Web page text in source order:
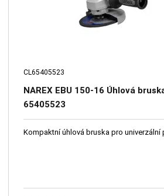
CL65405523
NAREX EBU 150-16 Úhlová
65405523
Kompaktní úhlová bruska pro univerzální